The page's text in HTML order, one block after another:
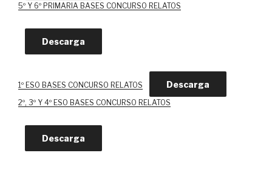
5º Y 6º PRIMARIA BASES CONCURSO RELATOS
Descarga
1º ESO BASES CONCURSO RELATOS Descarga
2º, 3º Y 4º ESO BASES CONCURSO RELATOS
Descarga